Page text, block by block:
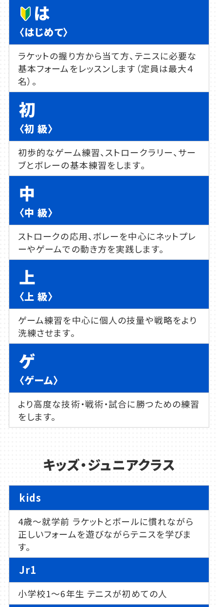
は
〈はじめて〉
ラケットの握り方から当て方、テニスに必要な
基本フォームをレッスンします（定員は最大４
名）。
初
〈初 級〉
初歩的なゲーム練習、ストロークラリー、サー
ブとボレーの基本練習をします。
中
〈中 級〉
ストロークの応用、ボレーを中心にネットプレ
ーやゲームでの動き方を実践します。
上
〈上 級〉
ゲーム練習を中心に個人の技量や戦略をより
洗練させます。
ゲ
〈ゲーム〉
より高度な技術・戦術・試合に勝つための練習
をします。
キッズ・ジュニアクラス
kids
4歳～就学前 ラケットとボールに慣れながら
正しいフォームを遊びながらテニスを学びま
す。
Jr1
小学校1～6年生 テニスが初めての人